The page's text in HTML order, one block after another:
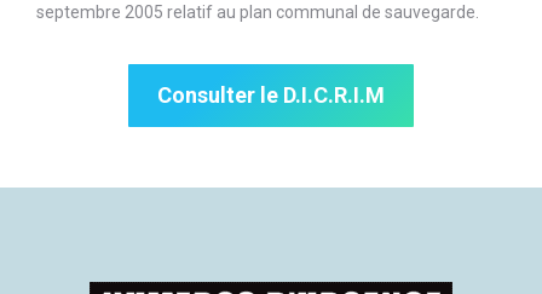
septembre 2005 relatif au plan communal de sauvegarde.
Consulter le D.I.C.R.I.M